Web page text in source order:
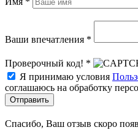
Ваши впечатления *
Проверочный код! *
Я принимаю условия
соглашаюсь на обработку
Отправить
Спасибо, Ваш отзыв скоро